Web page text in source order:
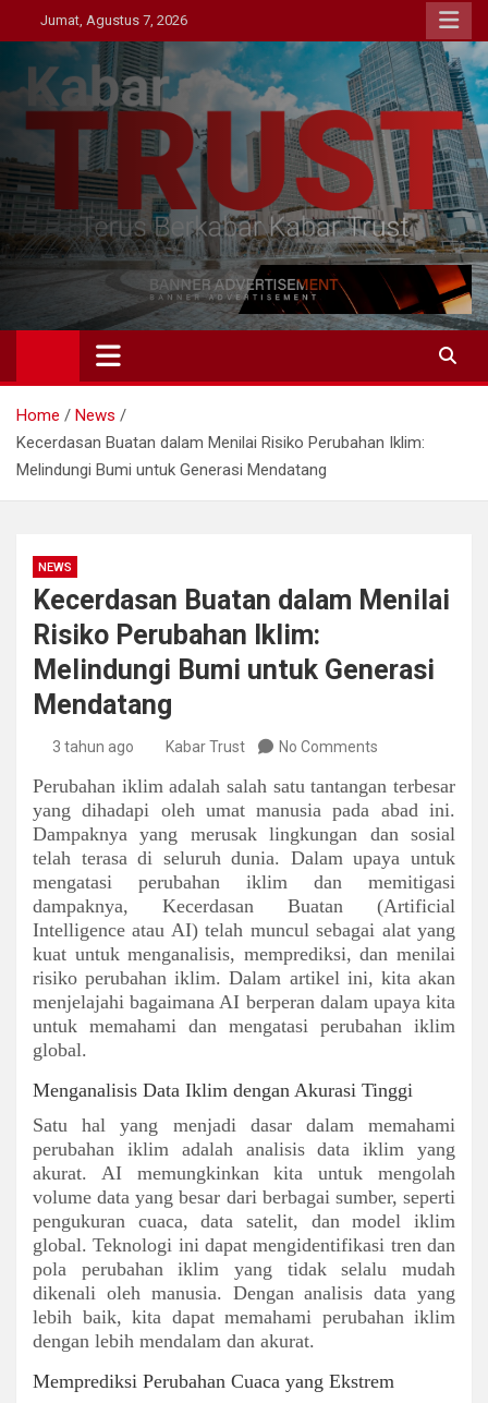
to
content
Jumat, Agustus 7, 2026
Kabar Trust
Terus Berkabar Kabar Trust
Home
News
Kecerdasan Buatan dalam Menilai Risiko Perubahan Iklim:
Melindungi Bumi untuk Generasi Mendatang
NEWS
Kecerdasan Buatan dalam Menilai
Risiko Perubahan Iklim:
Melindungi Bumi untuk Generasi
Mendatang
3 tahun ago Kabar Trust No Comments
Perubahan iklim adalah salah satu tantangan terbesar
yang dihadapi oleh umat manusia pada abad ini.
Dampaknya yang merusak lingkungan dan sosial
telah terasa di seluruh dunia. Dalam upaya untuk
mengatasi perubahan iklim dan memitigasi
dampaknya, Kecerdasan Buatan (Artificial
Intelligence atau AI) telah muncul sebagai alat yang
kuat untuk menganalisis, memprediksi, dan menilai
risiko perubahan iklim. Dalam artikel ini, kita akan
menjelajahi bagaimana AI berperan dalam upaya kita
untuk memahami dan mengatasi perubahan iklim
global.
Menganalisis Data Iklim dengan Akurasi Tinggi
Satu hal yang menjadi dasar dalam memahami
perubahan iklim adalah analisis data iklim yang
akurat. AI memungkinkan kita untuk mengolah
volume data yang besar dari berbagai sumber, seperti
pengukuran cuaca, data satelit, dan model iklim
global. Teknologi ini dapat mengidentifikasi tren dan
pola perubahan iklim yang tidak selalu mudah
dikenali oleh manusia. Dengan analisis data yang
lebih baik, kita dapat memahami perubahan iklim
dengan lebih mendalam dan akurat.
Memprediksi Perubahan Cuaca yang Ekstrem